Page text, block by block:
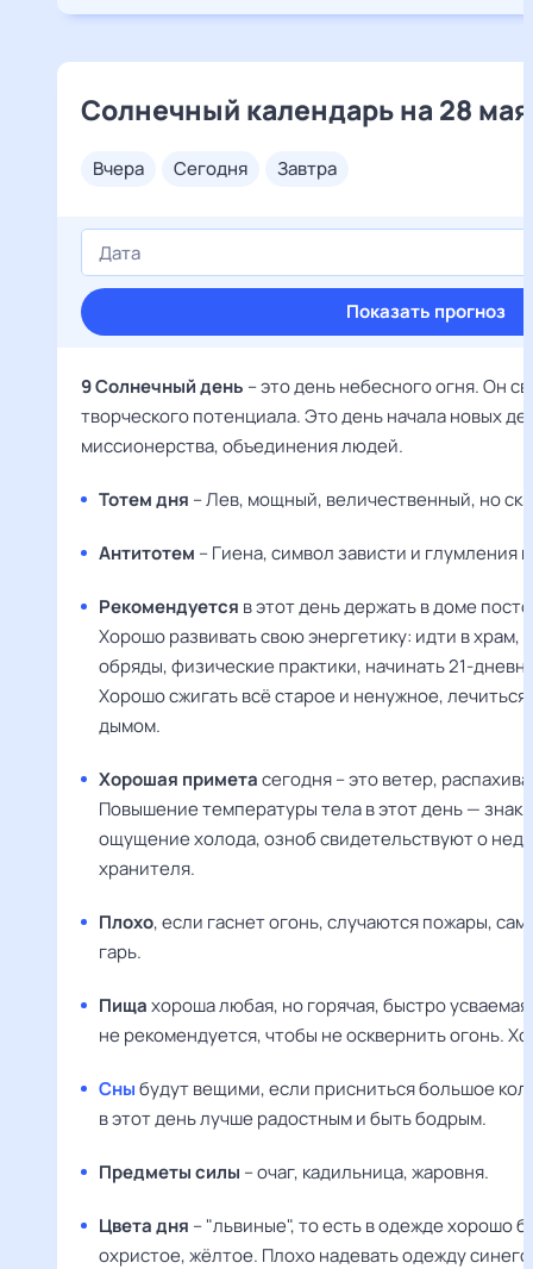
Солнечный календарь на 28
вчера сегодня завтра
Показать прогноз
9 Солнечный день – это день небесного огня. Он
творческого потенциала. Это день начала новых
миссионерства, объединения людей.
Тотем дня – Лев, мощный, величественный, но
Антитотем – Гиена, символ зависти и глумления
Рекомендуется в этот день держать в доме
Хорошо развивать свою энергетику: идти в храм,
обряды, физические практики, начинать 21-
Хорошо сжигать всё старое и ненужное,
дымом.
Хорошая приметасегодня – это ветер,
Повышение температуры тела в этот день — знак
ощущение холода, озноб свидетельствуют о
хранителя.
Плохо, если гаснет огонь, случаются пожары,
гарь.
Пищахороша любая, но горячая, быстро
не рекомендуется, чтобы не осквернить огонь.
Сныбудут вещими, если присниться большое
в этот день лучше радостным и быть бодрым.
Предметы силы – очаг, кадильница, жаровня.
Цвета дня – "львиные", то есть в одежде хорошо
охристое, жёлтое. Плохо надевать одежду